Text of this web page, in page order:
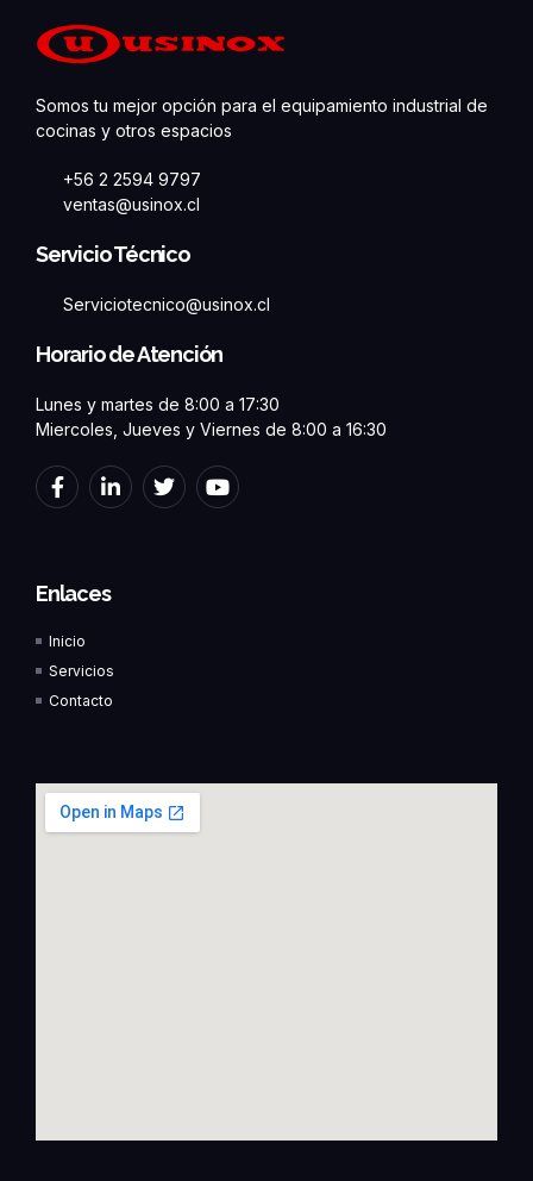
Somos tu mejor opción para el equipamiento industrial de
cocinas y otros espacios
+56 2 2594 9797
ventas@usinox.cl
Servicio Técnico
Serviciotecnico@usinox.cl
Horario de Atención
Lunes y martes de 8:00 a 17:30
Miercoles, Jueves y Viernes de 8:00 a 16:30
F
a
c
o
o
-
f
L
i
n
i
i
T
w
i
Y
o
u
Enlaces
Inicio
Servicios
Contacto